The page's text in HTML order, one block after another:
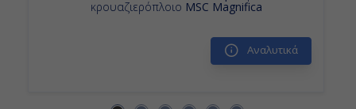
κρουαζιερόπλοιο MSC Magnifica
Αναλυτικά